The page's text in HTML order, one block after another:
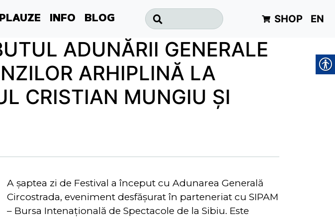
INFO BLOG SHOP EN
ADUNĂRII GENERALE
ARHIPLINĂ LA
CRISTIAN MUNGIU ȘI
A șaptea zi de Festival a început cu Adunarea Generală
Circostrada, eveniment desfăşurat în parteneriat cu SIPAM
– Bursa Intenaţională de Spectacole de la Sibiu. Este